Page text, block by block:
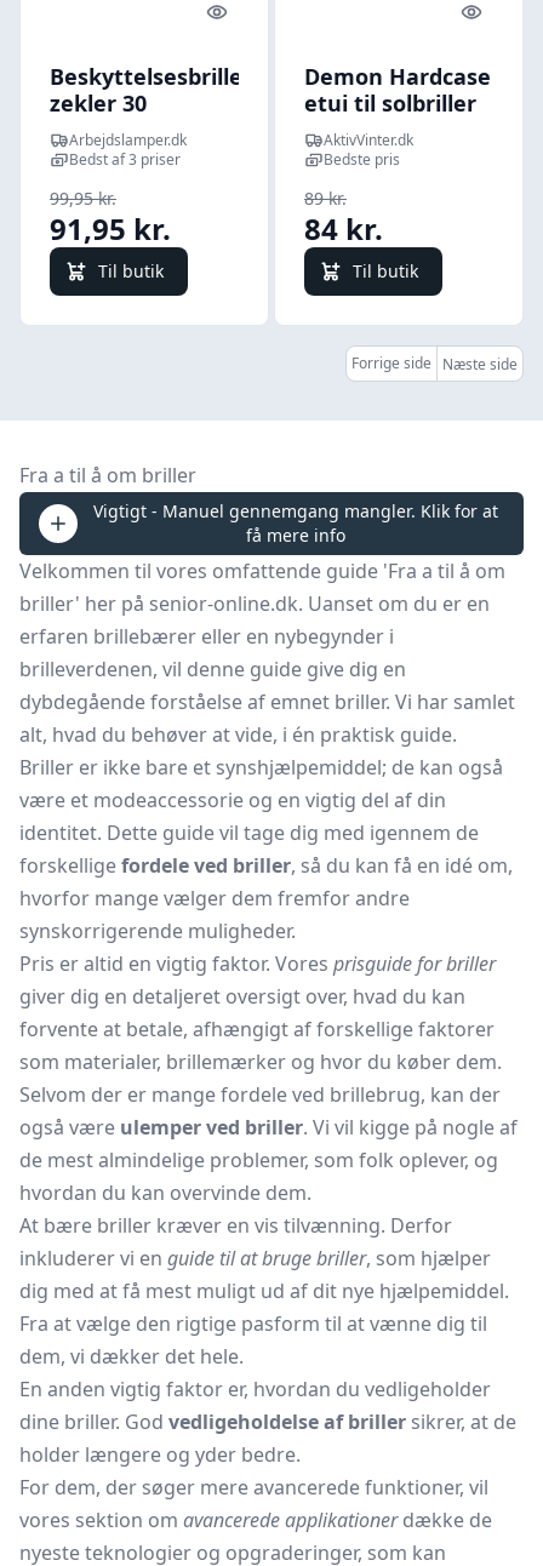
Quick look
Beskyttelsesbriller
zekler 30
Arbejdslamper.dk
Bedst af 3 priser
99,95 kr.
91,95 kr.
Til butik
Quick
Demon Hardcase
etui til solbriller
AktivVinter.dk
Bedste pris
89 kr.
84 kr.
Til butik
Forrige side Næste side
Fra a til å om briller
Vigtigt - Manuel gennemgang mangler. Klik for at
få mere info
Velkommen til vores omfattende guide 'Fra a til å om
briller' her på senior-online.dk. Uanset om du er en
erfaren brillebærer eller en nybegynder i
brilleverdenen, vil denne guide give dig en
dybdegående forståelse af emnet briller. Vi har samlet
alt, hvad du behøver at vide, i én praktisk guide.
Briller er ikke bare et synshjælpemiddel; de kan også
være et modeaccessorie og en vigtig del af din
identitet. Dette guide vil tage dig med igennem de
forskelligefordele ved briller, så du kan få en idé om,
hvorfor mange vælger dem fremfor andre
synskorrigerende muligheder.
Pris er altid en vigtig faktor. Vores prisguide for briller
giver dig en detaljeret oversigt over, hvad du kan
forvente at betale, afhængigt af forskellige faktorer
som materialer, brillemærker og hvor du køber dem.
Selvom der er mange fordele ved brillebrug, kan der
også være ulemper ved briller. Vi vil kigge på nogle af
de mest almindelige problemer, som folk oplever, og
hvordan du kan overvinde dem.
At bære briller kræver en vis tilvænning. Derfor
inkluderer vi en guide til at bruge briller, som hjælper
dig med at få mest muligt ud af dit nye hjælpemiddel.
Fra at vælge den rigtige pasform til at vænne dig til
dem, vi dækker det hele.
En anden vigtig faktor er, hvordan du vedligeholder
dine briller. God vedligeholdelse af briller sikrer, at de
holder længere og yder bedre.
For dem, der søger mere avancerede funktioner, vil
vores sektion om avancerede applikationerdække de
nyeste teknologier og opgraderinger, som kan